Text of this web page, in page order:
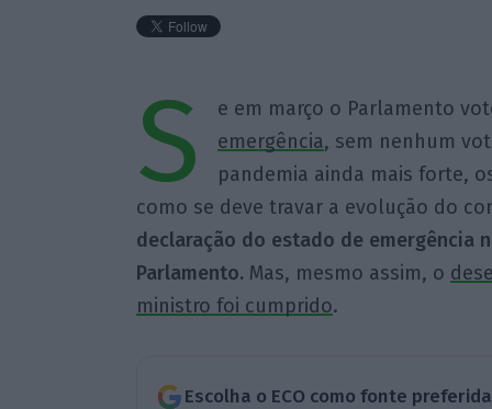
S e em março o Parlamento
emergência, sem nenhum
pandemia ainda mais forte,
como se deve travar a evolução do
declaração do estado de emergência
Parlamento. Mas, mesmo assim, o
ministro foi cumprido.
Escolha o ECO como fonte